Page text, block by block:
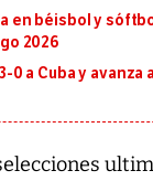
en béisbol y
2026
0 a Cuba y avanza